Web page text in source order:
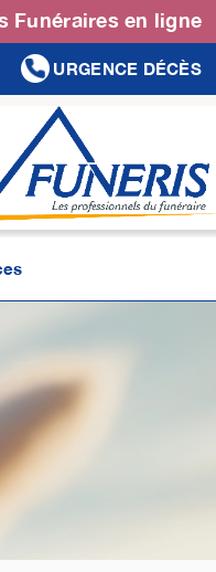
Funéraires en ligne
URGENCE DÉCÈS